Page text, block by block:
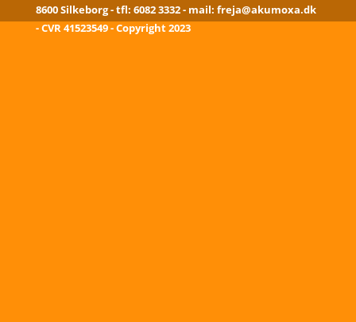
8600 Silkeborg - tfl: 6082 3332- mail: freja@akumoxa.dk
- CVR 41523549 - Copyright 2023